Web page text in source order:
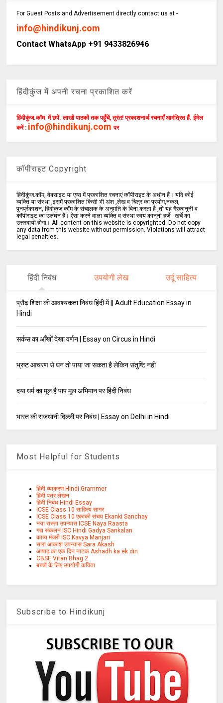
For Guest Posts and Advertisement directly contact us at -
info@hindikunj.com
Contact WhatsApp +91 9433826946
हिंदीकुंज में अपनी रचना प्रकाशित करें
हिंदीकुंज.कॉम में छपें. लाखों पाठकों तक पहुँचें, तुरंत! प्रकाशनार्थ रचनाएँ आमंत्रित हैं. ईमेल
करें : info@hindikunj.com पर
कॉपीराइट Copyright
हिंदीकुंज.कॉम, वेबसाइट या एप्स में प्रकाशित रचनाएं कॉपीराइट के अधीन हैं। यदि कोई
व्यक्ति या संस्था ,इसमें प्रकाशित किसी भी अंश ,लेख व चित्र का प्रयोग,नकल,
पुनर्प्रकाशन, हिंदीकुंज.कॉम के संचालक के अनुमति के बिना करता है ,तो यह गैरकानूनी व
कॉपीराइट का उलंघन है। ऐसा करने वाला व्यक्ति व संस्था स्वयं कानूनी हर्ज़े - खर्चे का
उत्तरदायी होगा। All content on this website is copyrighted. Do not copy
any data from this website without permission. Violations will attract
legal penalties.
हिंदी निबंध उपयोगी लेख उर्दू साहित्य
प्रौढ़ शिक्षा की आवश्यकता निबंध हिंदी में || Adult Education Essay in
Hindi
सर्कस का आँखों देखा वर्णन | Essay on Circus in Hindi
भ्रष्ट आचरण से धन तो पाया जा सकता है लेकिन संतुष्टि नहीं
दया धर्म का मूल है पाप मूल अभिमान पर हिंदी निबंध
भारत की राजधानी दिल्ली पर निबंध | Essay on Delhi in Hindi
Most Helpful for Students
हिंदी व्याकरण Hindi Grammer
हिंदी पत्र लेखन
हिंदी निबंध Hindi Essay
ICSE Class 10 साहित्य सागर
ICSE Class 10 एकांकी संचय Ekanki Sanchay
नया रास्ता उपन्यास ICSE Naya Raasta
गद्य संकलन ISC Hindi Gadya Sankalan
काव्य मंजरी ISC Kavya Manjari
सारा आकाश उपन्यास Sara Akash
आषाढ़ का एक दिन नाटक Ashadh ka ek din
CBSE Vitan Bhag 2
बच्चों के लिए उपयोगी कविता
Subscribe to Hindikunj